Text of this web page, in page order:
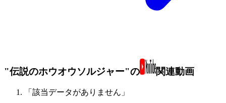
"伝説のホウオウソルジャー"の 関連動画
「該当データがありません」